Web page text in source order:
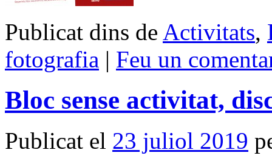
Publicat dins de Activitats,
fotografia | Feu un
Bloc sense activitat,
Publicat el 23 juliol 2019